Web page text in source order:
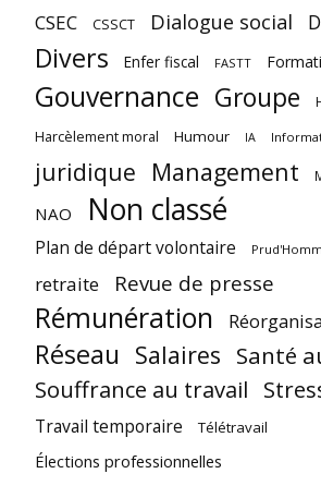
CSEC CSSCT Dialogue social
Divers Enfer fiscal FASTT
Gouvernance Groupe
Harcèlement moral Humour IA
juridique Management
NAO Non classé
Plan de départ volontaire
retraite Revue de presse
Rémunération
Réseau Salaires Santé
Souffrance au travail
Travail temporaire Télétravail
Élections professionnelles